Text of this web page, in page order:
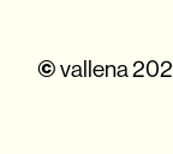
©vallena